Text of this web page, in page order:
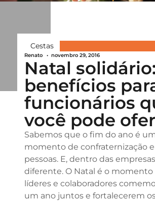
Cestas
Renato • novembro 29, 2016
Natal solidário:
benefícios
funcionários
você pode
Sabemos que o fim do ano é
momento de confraternização
pessoas. E, dentro das
diferente. O Natal é o momento
líderes e colaboradores
um ano juntos e fortalecerem